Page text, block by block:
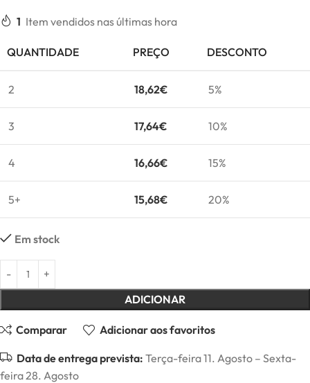
1 Item vendidos nas últimas hora
QUANTIDADE PREÇO DESCONTO
2 18,62€ 5%
3 17,64€ 10%
4 16,66€ 15%
5+ 15,68€ 20%
Em stock
ADICIONAR
Comparar Adicionar aos favoritos
Data de entrega prevista: Terça-feira 11. Agosto – Sexta-
feira 28. Agosto